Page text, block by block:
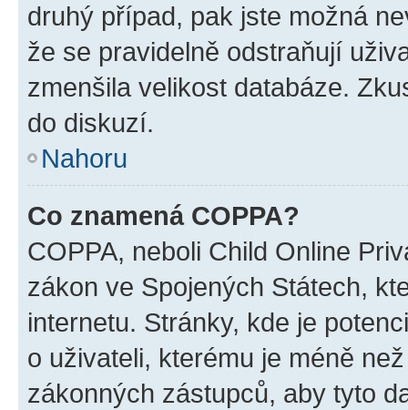
druhý případ, pak jste možná
že se pravidelně odstraňují
zmenšila velikost databáze.
do diskuzí.
Nahoru
Co znamená COPPA?
COPPA, neboli Child Online
zákon ve Spojených Státech,
internetu. Stránky, kde je
o uživateli, kterému je méně
zákonných zástupců, aby tyto